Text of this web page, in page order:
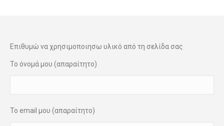
Επιθυμώ να χρησιμοποιησω υλικό από τη σελίδα σας
Το όνομά μου (απαραίτητο)
Το email μου (απαραίτητο)